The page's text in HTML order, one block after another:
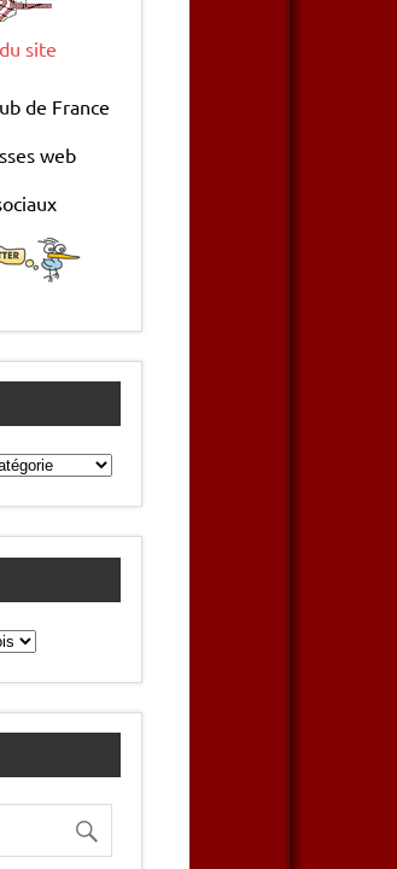
site
de France
web